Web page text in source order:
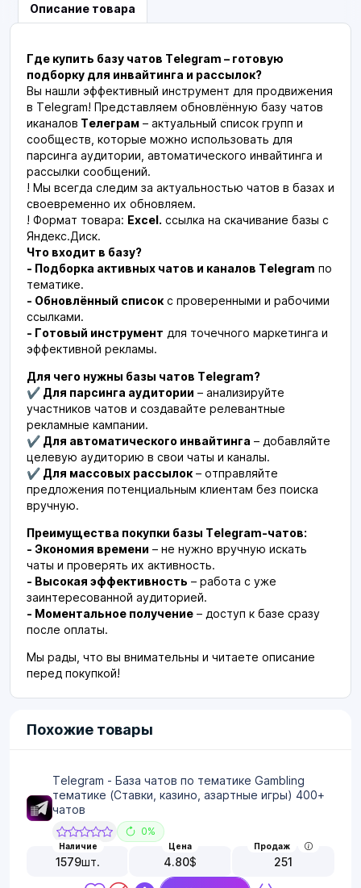
Описание товара
Где купить базу чатов Telegram – готовую
подборку для инвайтинга и рассылок?
Вы нашли эффективный инструмент для продвижения
в Telegram! Представляем обновлённую базу чатов
иканалов Телеграм – актуальный список групп и
сообществ, которые можно использовать для
парсинга аудитории, автоматического инвайтинга и
рассылки сообщений.
! Мы всегда следим за актуальностью чатов в базах и
своевременно их обновляем.
! Формат товара: Excel. ссылка на скачивание базы с
Яндекс.Диск.
Что входит в базу?
- Подборка активных чатов и каналов Telegram по
тематике.
- Обновлённый список с проверенными и рабочими
ссылками.
- Готовый инструмент для точечного маркетинга и
эффективной рекламы.
Для чего нужны базы чатов Telegram?
✔ Для парсинга аудитории – анализируйте
участников чатов и создавайте релевантные
рекламные кампании.
✔ Для автоматического инвайтинга – добавляйте
целевую аудиторию в свои чаты и каналы.
✔ Для массовых рассылок – отправляйте
предложения потенциальным клиентам без поиска
вручную.
Преимущества покупки базы Telegram-чатов:
- Экономия времени – не нужно вручную искать
чаты и проверять их активность.
- Высокая эффективность – работа с уже
заинтересованной аудиторией.
- Моментальное получение – доступ к базе сразу
после оплаты.
Мы рады, что вы внимательны и читаете описание
перед покупкой!
Похожие товары
Telegram - База чатов по тематике Gambling
тематике (Ставки, казино, азартные игры) 400+
чатов
0%
Наличие
1579шт.
Цена
4.80$
Продаж
251